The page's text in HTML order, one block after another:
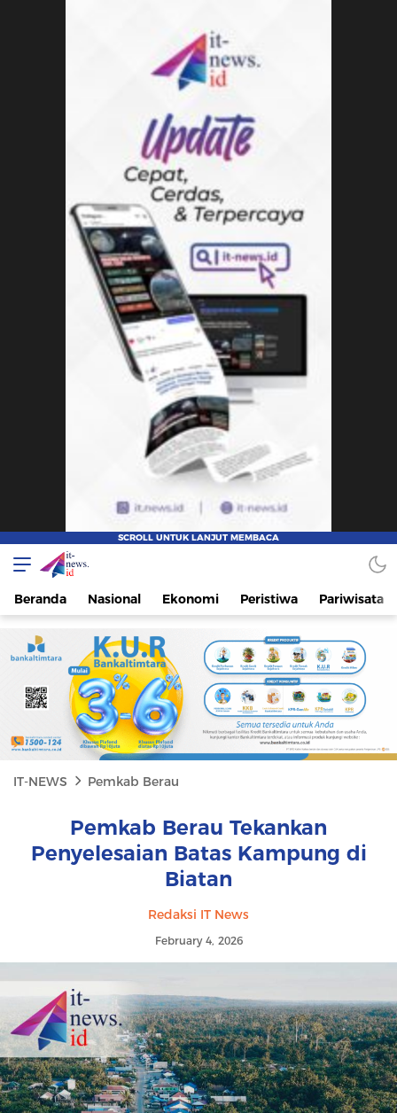
IT-NEWS
Update Cepat, Cerdas, dan Terpercaya
Beranda Nasional Ekonomi Peristiwa Pariwisata
IT-NEWS Pemkab Berau
Pemkab Berau Tekankan
Penyelesaian Batas Kampung di
Biatan
Redaksi IT News
February 4, 2026